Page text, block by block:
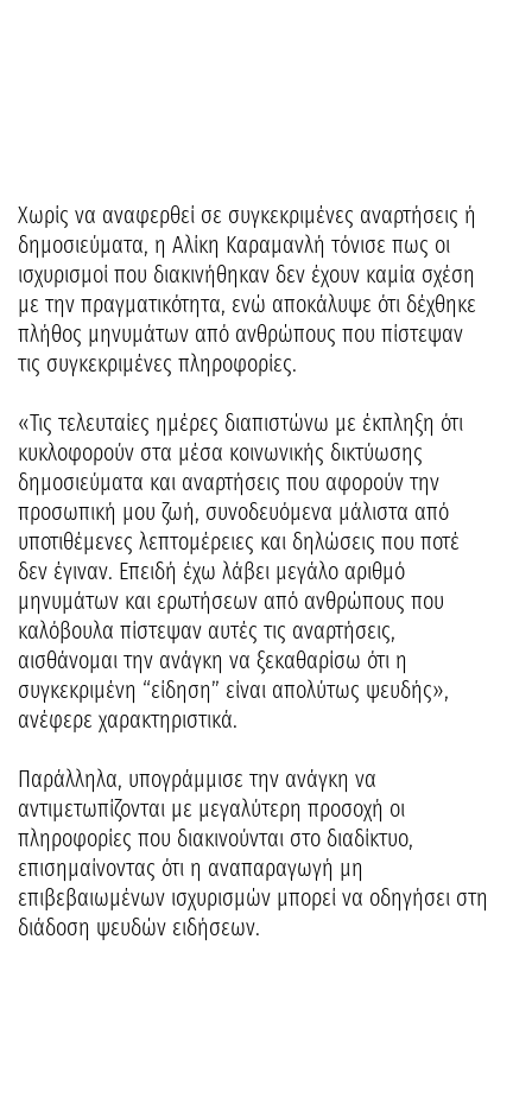
Χωρίς να αναφερθεί σε συγκεκριμένες αναρτήσεις ή
δημοσιεύματα, η Αλίκη Καραμανλή τόνισε πως οι
ισχυρισμοί που διακινήθηκαν δεν έχουν καμία σχέση
με την πραγματικότητα, ενώ αποκάλυψε ότι δέχθηκε
πλήθος μηνυμάτων από ανθρώπους που πίστεψαν
τις συγκεκριμένες πληροφορίες.
«Τις τελευταίες ημέρες διαπιστώνω με έκπληξη ότι
κυκλοφορούν στα μέσα κοινωνικής δικτύωσης
δημοσιεύματα και αναρτήσεις που αφορούν την
προσωπική μου ζωή, συνοδευόμενα μάλιστα από
υποτιθέμενες λεπτομέρειες και δηλώσεις που ποτέ
δεν έγιναν. Επειδή έχω λάβει μεγάλο αριθμό
μηνυμάτων και ερωτήσεων από ανθρώπους που
καλόβουλα πίστεψαν αυτές τις αναρτήσεις,
αισθάνομαι την ανάγκη να ξεκαθαρίσω ότι η
συγκεκριμένη “είδηση” είναι απολύτως ψευδής»,
ανέφερε χαρακτηριστικά.
Παράλληλα, υπογράμμισε την ανάγκη να
αντιμετωπίζονται με μεγαλύτερη προσοχή οι
πληροφορίες που διακινούνται στο διαδίκτυο,
επισημαίνοντας ότι η αναπαραγωγή μη
επιβεβαιωμένων ισχυρισμών μπορεί να οδηγήσει στη
διάδοση ψευδών ειδήσεων.